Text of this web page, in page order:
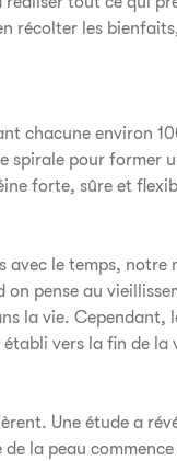
récolter les
chacune environ
spirale pour former
forte, sûre et
le temps, notre
pense au
la vie. Cependant,
vers la fin de la
Une étude a
la peau